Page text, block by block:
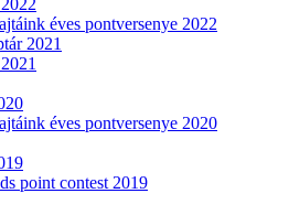
éves pontversenye 2022
2021
éves pontversenye 2020
point contest 2019